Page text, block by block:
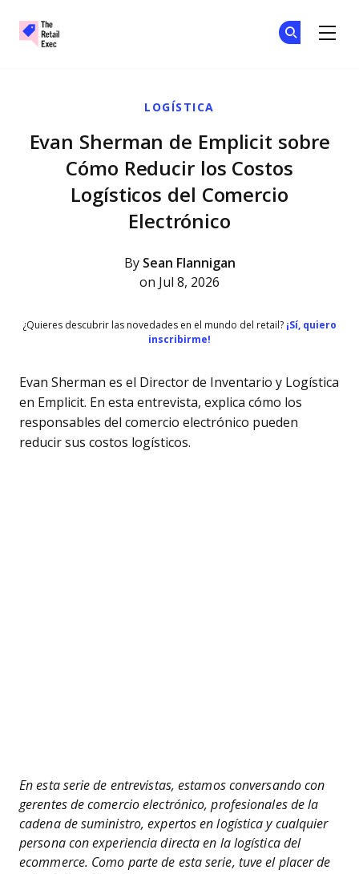
LOGÍSTICA
Evan Sherman de Emplicit sobre
Cómo Reducir los Costos
Logísticos del Comercio
Electrónico
By Sean Flannigan
on Jul 8, 2026
¿Quieres descubrir las novedades en el mundo del retail? ¡Sí, quiero
inscribirme!
Evan Sherman es el Director de Inventario y Logística
en Emplicit. En esta entrevista, explica cómo los
responsables del comercio electrónico pueden
reducir sus costos logísticos.
En esta serie de entrevistas, estamos conversando con
gerentes de comercio electrónico, profesionales de la
cadena de suministro, expertos en logística y cualquier
persona con experiencia directa en la logística del
ecommerce. Como parte de esta serie, tuve el placer de